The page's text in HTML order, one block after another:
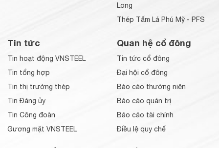
Long
Thép Tấm Lá Phú Mỹ - PFS
Tin tức
Tin hoạt động VNSTEEL
Tin tổng hợp
Tin thị trường thép
Tin Đảng ủy
Tin Công đoàn
Gương mặt VNSTEEL
Quan hệ cổ đông
Tin tức cổ đông
Đại hội cổ đông
Báo cáo thường niên
Báo cáo quản trị
Báo cáo tài chính
Điều lệ quy chế